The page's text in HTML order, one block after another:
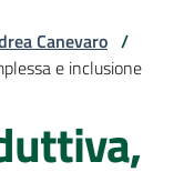
Canevaro /
e inclusione